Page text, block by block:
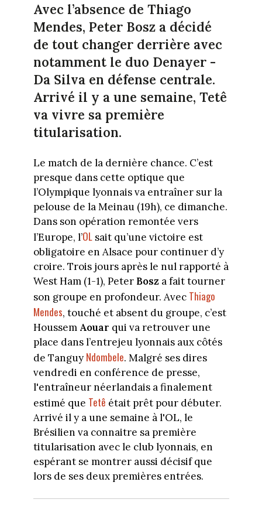
Avec l’absence de Thiago
Mendes, Peter Bosz a décidé
de tout changer derrière avec
notamment le duo Denayer -
Da Silva en défense centrale.
Arrivé il y a une semaine, Tetê
va vivre sa première
titularisation.
Le match de la dernière chance. C’est
presque dans cette optique que
l’Olympique lyonnais va entraîner sur la
pelouse de la Meinau (19h), ce dimanche.
Dans son opération remontée vers
l’Europe, l’OLsait qu’une victoire est
obligatoire en Alsace pour continuer d’y
croire. Trois jours après le nul rapporté à
West Ham (1-1), Peter Bosza fait tourner
son groupe en profondeur. Avec Thiago
Mendes, touché et absent du groupe, c’est
Houssem Aouar qui va retrouver une
place dans l’entrejeu lyonnais aux côtés
de Tanguy Ndombele. Malgré ses dires
vendredi en conférence de presse,
l'entraîneur néerlandais a finalement
estimé que Tetê était prêt pour débuter.
Arrivé il y a une semaine à l'OL, le
Brésilien va connaitre sa première
titularisation avec le club lyonnais, en
espérant se montrer aussi décisif que
lors de ses deux premières entrées.